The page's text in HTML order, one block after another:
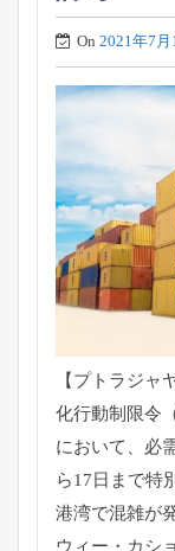
On 2021年7月
【プトラジ
化行動制限令
において、 必
ら17日まで特
港湾で混雑が
ウィー・カシ